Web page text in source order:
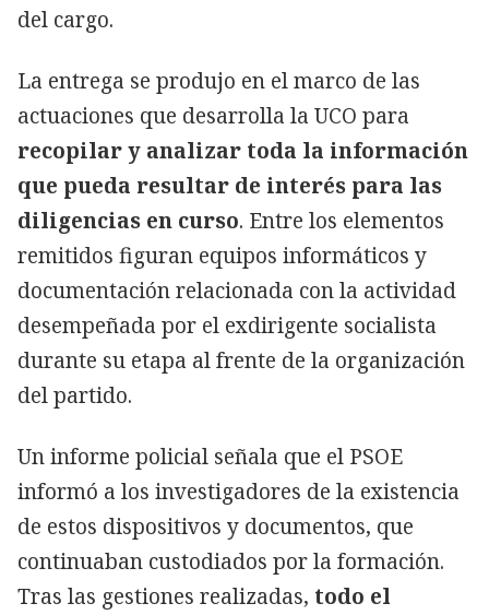
del cargo.
La entrega se produjo en el marco de las
actuaciones que desarrolla la UCO para
recopilar y analizar toda la información
que pueda resultar de interés para las
diligencias en curso. Entre los elementos
remitidos figuran equipos informáticos y
documentación relacionada con la actividad
desempeñada por el exdirigente socialista
durante su etapa al frente de la organización
del partido.
Un informe policial señala que el PSOE
informó a los investigadores de la existencia
de estos dispositivos y documentos, que
continuaban custodiados por la formación.
Tras las gestiones realizadas, todo el